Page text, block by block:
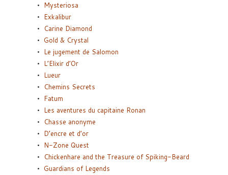
Mysteriosa
Exkalibur
Carine Diamond
Gold & Crystal
Le jugement de Salomon
L’Elixir d’Or
Lueur
Chemins Secrets
Fatum
Les aventures du capitaine Ronan
Chasse anonyme
D’encre et d’or
N-Zone Quest
Chickenhare and the Treasure of Spiking-Beard
Guardians of Legends